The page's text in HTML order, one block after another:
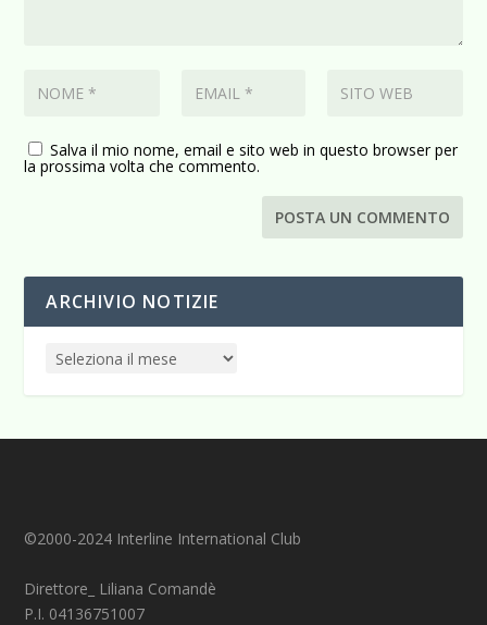
Salva il mio nome, email e sito web in questo browser per
la prossima volta che commento.
ARCHIVIO NOTIZIE
©2000-2024 Interline International Club
Direttore_ Liliana Comandè
P.I. 04136751007